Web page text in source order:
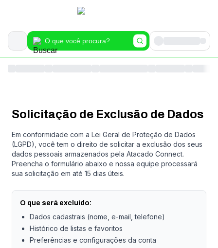
Solicitação de Exclusão de Dados
Em conformidade com a Lei Geral de Proteção de Dados
(LGPD), você tem o direito de solicitar a exclusão dos seus
dados pessoais armazenados pela Atacado Connect.
Preencha o formulário abaixo e nossa equipe processará
sua solicitação em até 15 dias úteis.
O que será excluído:
Dados cadastrais (nome, e-mail, telefone)
Histórico de listas e favoritos
Preferências e configurações da conta